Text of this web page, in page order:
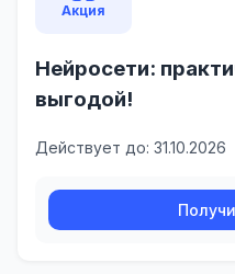
Акция
Нейросети:
выгодой!
Действует до: 31.10.2026